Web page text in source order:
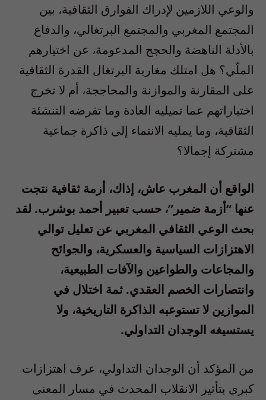
والوعي اللازمين لإدراك الفوارق الثقافية، بين
المجتمع المغربي والمجتمع البرتغالي، والدفاع
بالأدلة الناهضة والحجج المدعومة، عن اختيارهم
الملّي؟ هل امتلك مغاربة البرتغال القدرة الثقافية
على المقارنة والموازنة والمحاججة، أم لا تخرج
اختياراتهم عما تميليه العادة وما تفرضه التنشئة
الثقافية، وما يمليه الانتماء إلى ذاكرة جماعية
مشتركة إجمالا؟
الواقع أن المغرب عاش، إذاك، أزمة ثقافية نتجت
عنها “أزمة ضمير”، حسب تعبير أحمد بوشرب. لقد
بحث الوعي الثقافي المغربي عن تعليل توالي
الاهتزازات السياسية والعسكرية، والجوائح
والمجاعات والطواعين والآفات الطبيعية،
وانتصارات الخصم العقدي. ثمة اختلال في
الموازين لا تستوعبه الذاكرة التاريخية، ولا
يستسيغه الوجدان التداولي.
من المؤكد أن الوجدان التداولي، عرف اهتزازات
كبرى بتأثير الانقلاب المحدث في مسار المعنى